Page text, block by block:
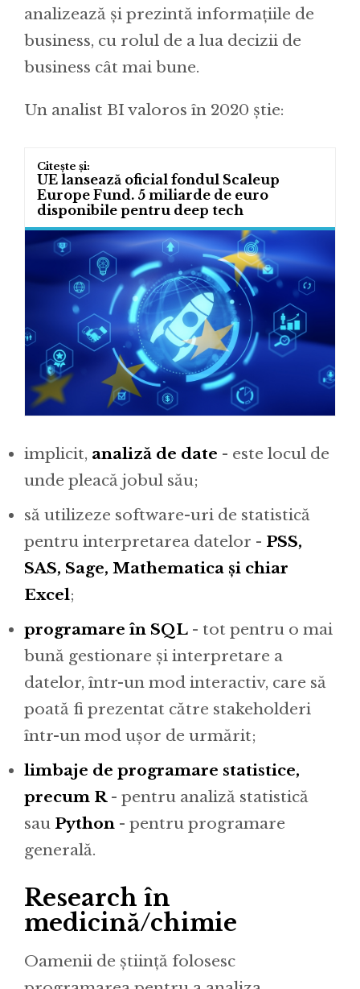
analizează și prezintă informațiile de
business, cu rolul de a lua decizii de
business cât mai bune.
Un analist BI valoros în 2020 știe:
UE lansează oficial fondul Scaleup
Europe Fund. 5 miliarde de euro
disponibile pentru deep tech
implicit, analiză de date - este locul de
unde pleacă jobul său;
să utilizeze software-uri de statistică
pentru interpretarea datelor - PSS,
SAS, Sage, Mathematica și chiar
Excel;
programare în SQL - tot pentru o mai
bună gestionare și interpretare a
datelor, într-un mod interactiv, care să
poată fi prezentat către stakeholderi
într-un mod ușor de urmărit;
limbaje de programare statistice,
precum R- pentru analiză statistică
sau Python - pentru programare
generală.
Research în
medicină/chimie
Oamenii de știință folosesc